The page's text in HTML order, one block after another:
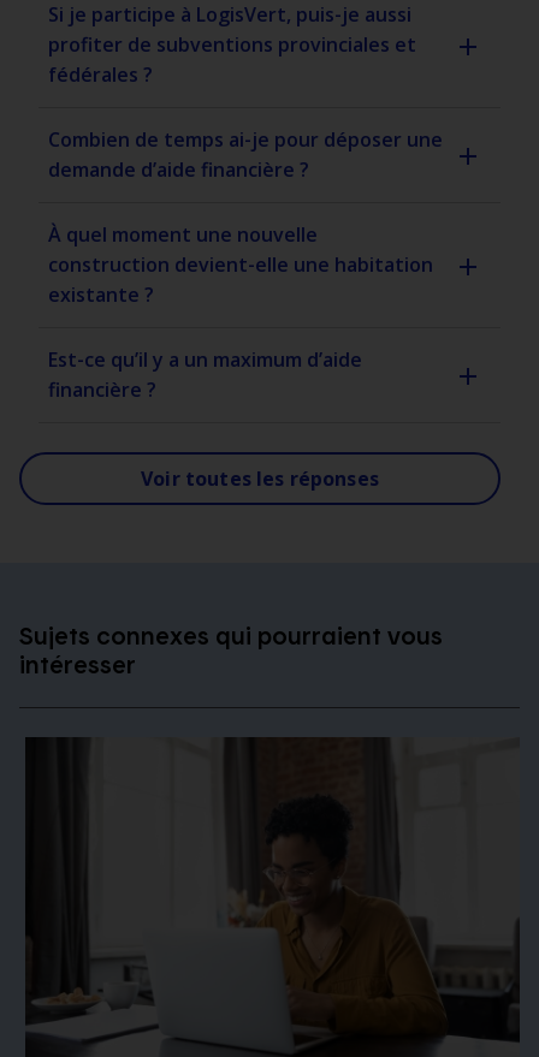
Si je participe à LogisVert, puis-je aussi
profiter de subventions provinciales et
fédérales ?
Combien de temps ai-je pour déposer une
demande d’aide financière ?
À quel moment une nouvelle
construction devient-elle une habitation
existante ?
Est-ce qu’il y a un maximum d’aide
financière ?
Voir toutes les réponses
Sujets connexes qui pourraient vous
intéresser